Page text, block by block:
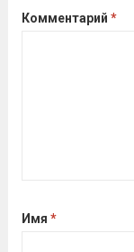
Комментарий *
Имя *